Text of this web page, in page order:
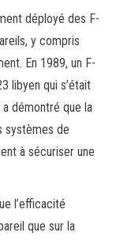
déployé des F-
y compris
En 1989, un F-
libyen qui s’était
démontré que la
systèmes de
à sécuriser une
l’efficacité
que sur la